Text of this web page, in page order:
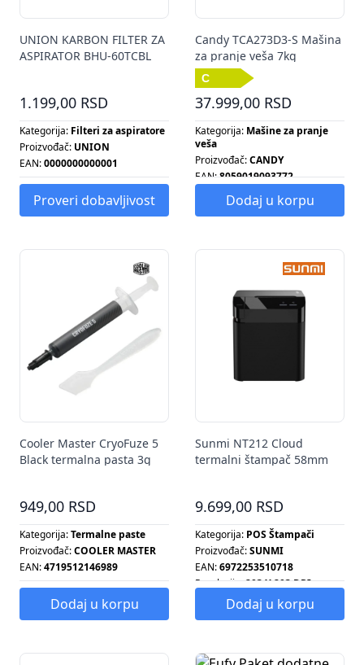
UNION KARBON FILTER ZA
ASPIRATOR BHU-60TCBL
1.199,00 RSD
Kategorija: Filteri za aspiratore
Proizvođač: UNION
EAN:0000000000001
Proveri dobavljivost
Candy TCA273D3-S Mašina
za pranje veša 7kg
37.999,00 RSD
Kategorija: Mašine za pranje
veša
Proizvođač:CANDY
EAN:8059019093772
Energetska klasa: C
Broj obrtaja centrifuge:1200
Dodaj u korpu
Cooler Master CryoFuze 5
Black termalna pasta 3g
949,00 RSD
Kategorija:Termalne paste
Proizvođač:COOLER MASTER
EAN:4719512146989
Dodaj u korpu
Sunmi NT212 Cloud
termalni štampač 58mm
9.699,00 RSD
Kategorija: POS Štampači
Proizvođač:SUNMI
EAN:6972253510718
Rezolucija:203 X 203 DPI
Dodaj u korpu